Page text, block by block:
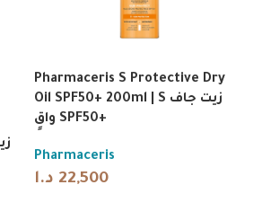
Pharmaceris S Protective Dry
Oil SPF50+ 200ml | S زيت جاف
واقٍ SPF50+
Pharmaceris
22,500 د.ا